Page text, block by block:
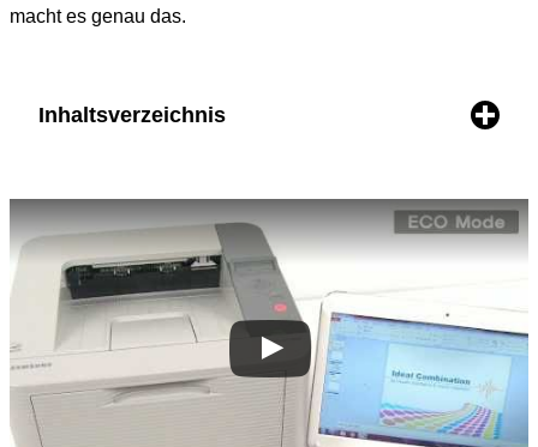
macht es genau das.
Inhaltsverzeichnis